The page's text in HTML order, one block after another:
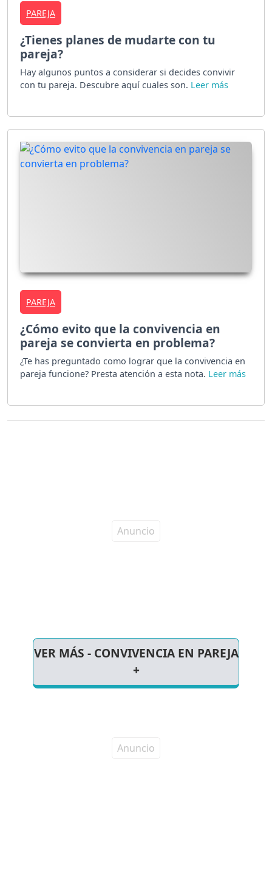
PAREJA
¿Tienes planes de mudarte con tu
pareja?
Hay algunos puntos a considerar si decides convivir
con tu pareja. Descubre aquí cuales son.
PAREJA
¿Cómo evito que la convivencia en
pareja se convierta en problema?
¿Te has preguntado como lograr que la convivencia en
pareja funcione? Presta atención a esta nota.
VER MÁS - CONVIVENCIA EN PAREJA
+